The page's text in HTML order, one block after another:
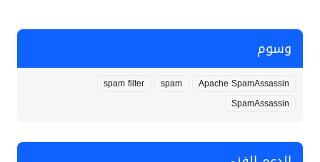
وسوم
Apache SpamAssassin
spam
spam filter
SpamAssassin